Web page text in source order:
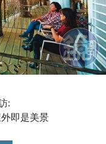
:
即是美景